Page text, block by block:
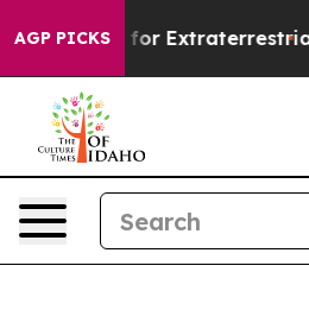
AGP PICKS
for Extraterrestrials